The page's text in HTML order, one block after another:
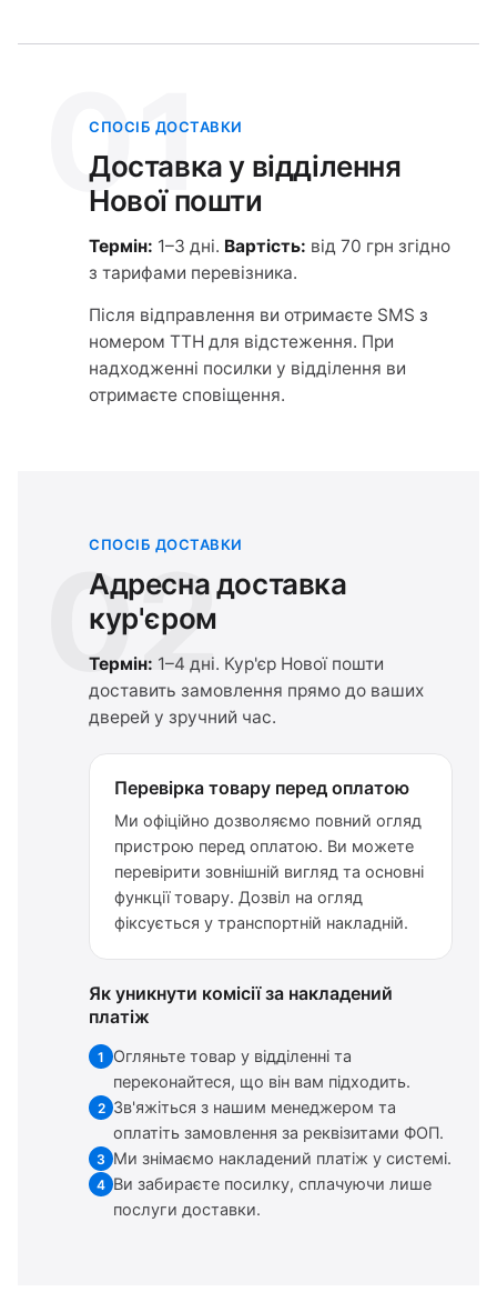
01
СПОСІБ ДОСТАВКИ
Доставка у відділення
Нової пошти
Термін: 1–3 дні. Вартість: від 70 грн згідно
з тарифами перевізника.
Після відправлення ви отримаєте SMS з
номером ТТН для відстеження. При
надходженні посилки у відділення ви
отримаєте сповіщення.
02
СПОСІБ ДОСТАВКИ
Адресна доставка
кур'єром
Термін: 1–4 дні. Кур'єр Нової пошти
доставить замовлення прямо до ваших
дверей у зручний час.
Перевірка товару перед оплатою
Ми офіційно дозволяємо повний огляд
пристрою перед оплатою. Ви можете
перевірити зовнішній вигляд та основні
функції товару. Дозвіл на огляд
фіксується у транспортній накладній.
Як уникнути комісії за накладений
платіж
1
Огляньте товар у відділенні та
переконайтеся, що він вам підходить.
2 Зв'яжіться з нашим менеджером та
оплатіть замовлення за реквізитами ФОП.
3 Ми знімаємо накладений платіж у системі.
4 Ви забираєте посилку, сплачуючи лише
послуги доставки.